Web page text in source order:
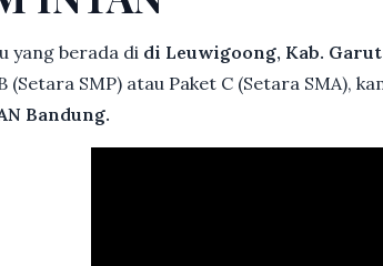
yang berada di di Leuwigoong, Kab. Garut
(Setara SMP) atau Paket C (Setara SMA),
Bandung.